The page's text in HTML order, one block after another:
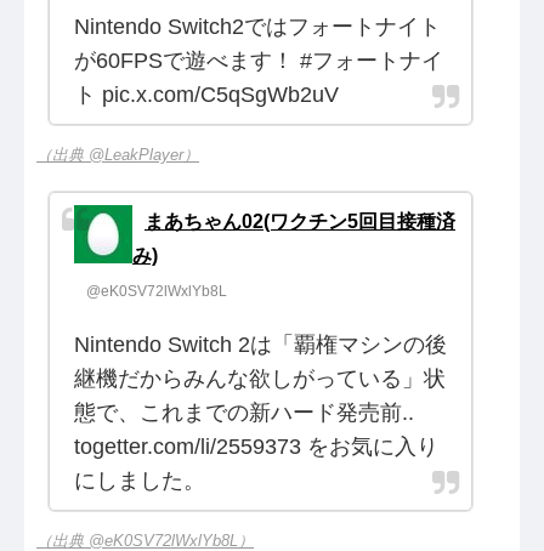
Nintendo Switch2ではフォートナイト
が60FPSで遊べます！ #フォートナイ
ト pic.x.com/C5qSgWb2uV
（出典 @LeakPlayer）
まあちゃん02(ワクチン5回目接種済
み)
@eK0SV72lWxlYb8L
Nintendo Switch 2は「覇権マシンの後
継機だからみんな欲しがっている」状
態で、これまでの新ハード発売前..
togetter.com/li/2559373 をお気に入り
にしました。
（出典 @eK0SV72lWxlYb8L）